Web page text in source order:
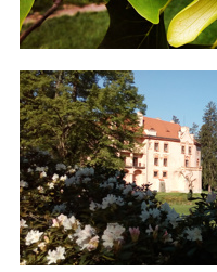
IMG_20170110_203354_381